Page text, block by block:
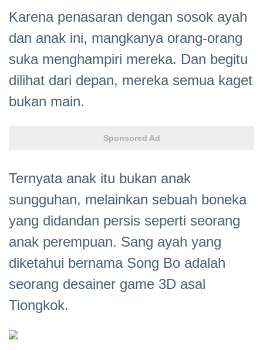
Karena penasaran dengan sosok ayah
dan anak ini, mangkanya orang-orang
suka menghampiri mereka. Dan begitu
dilihat dari depan, mereka semua kaget
bukan main.
Sponsored Ad
Ternyata anak itu bukan anak
sungguhan, melainkan sebuah boneka
yang didandan persis seperti seorang
anak perempuan. Sang ayah yang
diketahui bernama Song Bo adalah
seorang desainer game 3D asal
Tiongkok.